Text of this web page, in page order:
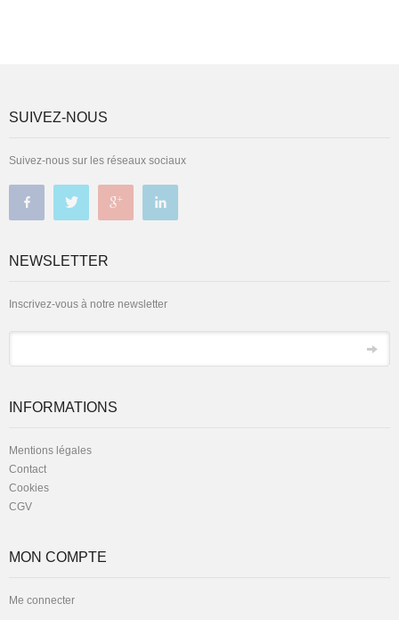
SUIVEZ-NOUS
Suivez-nous sur les réseaux sociaux
NEWSLETTER
Inscrivez-vous à notre newsletter
INFORMATIONS
Mentions légales
Contact
Cookies
CGV
MON COMPTE
Me connecter